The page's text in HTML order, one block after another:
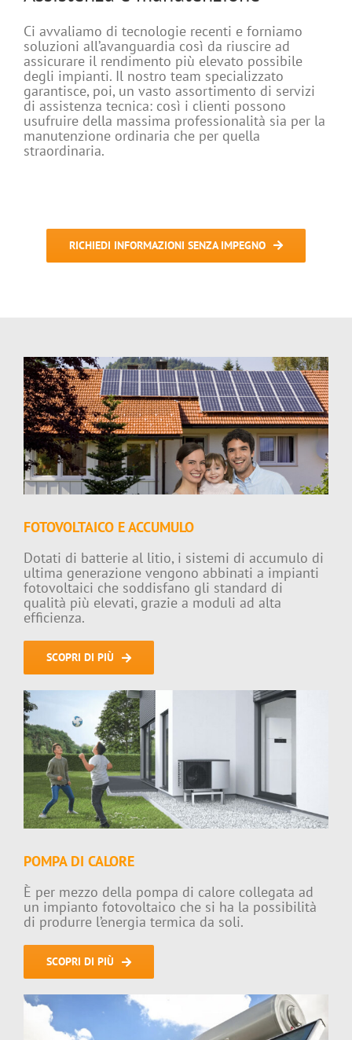
Ci avvaliamo di tecnologie recenti e forniamo
soluzioni all’avanguardia così da riuscire ad
assicurare il rendimento più elevato possibile
degli impianti. Il nostro team specializzato
garantisce, poi, un vasto assortimento di servizi
di assistenza tecnica: così i clienti possono
usufruire della massima professionalità sia per la
manutenzione ordinaria che per quella
straordinaria.
RICHIEDI INFORMAZIONI SENZA IMPEGNO
FOTOVOLTAICO E ACCUMULO
Dotati di batterie al litio, i sistemi di accumulo di
ultima generazione vengono abbinati a impianti
fotovoltaici che soddisfano gli standard di
qualità più elevati, grazie a moduli ad alta
efficienza.
SCOPRI DI PIÙ
POMPA DI CALORE
È per mezzo della pompa di calore collegata ad
un impianto fotovoltaico che si ha la possibilità
di produrre l’energia termica da soli.
SCOPRI DI PIÙ